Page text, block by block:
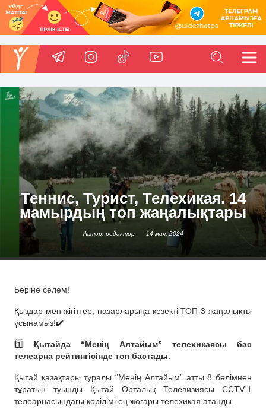
Теннис, Турист, Телехикая. 14
мамырдың топ жаңалықтары
Автор: редактор 14 мая, 2024
Бәріне сәлем!
Қыздар мен жігіттер, назарларыңа кезекті ТОП-3 жаңалықты
ұсынамыз!✔️
1️⃣ Қытайда “Менің Алтайым” телехикаясы бас
телеарна рейтингісінде топ бастады.
Қытай қазақтары туралы “Менің Алтайым” атты 8 бөлімнен
тұратын туынды Қытай Орталық Телевизиясы CCTV-1
телеарнасындағы көрілімі ең жоғары телехикая атанды.